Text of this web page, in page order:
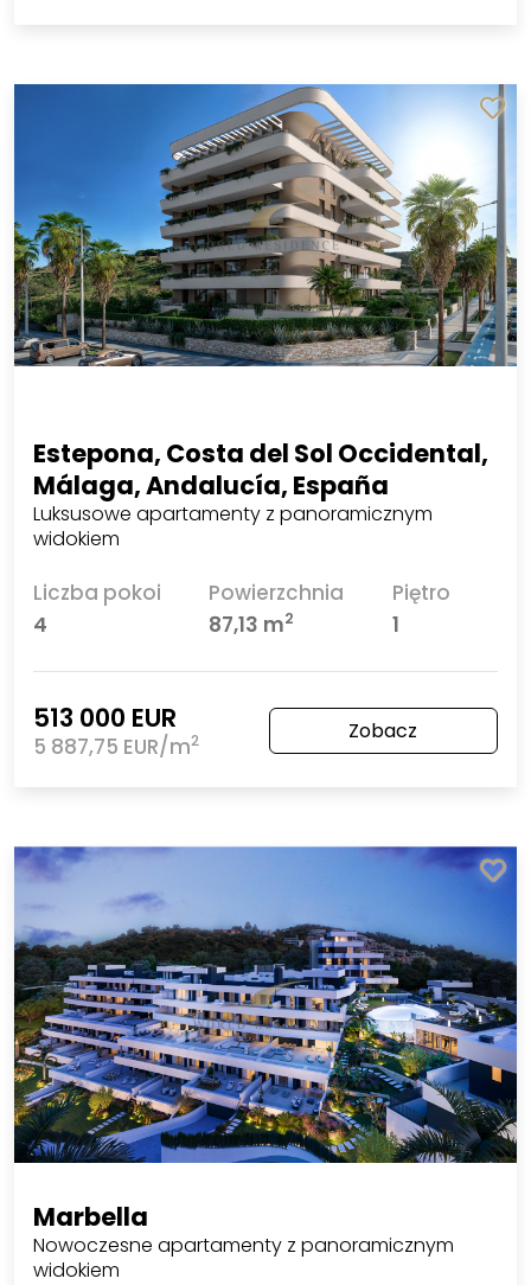
Estepona, Costa del Sol Occidental,
Málaga, Andalucía, España
Luksusowe apartamenty z panoramicznym
widokiem
Liczba pokoi
4
Powierzchnia
87,13 m2
Piętro
1
513 000 EUR
5 887,75 EUR/m2 Zobacz
Marbella
Nowoczesne apartamenty z panoramicznym
widokiem